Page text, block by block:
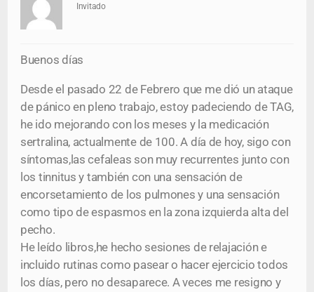
Invitado
Buenos días
Desde el pasado 22 de Febrero que me dió un ataque
de pánico en pleno trabajo, estoy padeciendo de TAG,
he ido mejorando con los meses y la medicación
sertralina, actualmente de 100. A día de hoy, sigo con
síntomas,las cefaleas son muy recurrentes junto con
los tinnitus y también con una sensación de
encorsetamiento de los pulmones y una sensación
como tipo de espasmos en la zona izquierda alta del
pecho.
He leído libros,he hecho sesiones de relajación e
incluido rutinas como pasear o hacer ejercicio todos
los días, pero no desaparece. A veces me resigno y